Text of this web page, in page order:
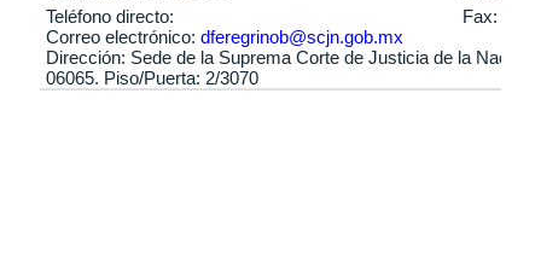
Teléfono directo:
Fax:
Correo electrónico: dferegrinob@scjn.gob.mx
Dirección: Sede de la Suprema Corte de Justicia de la
06065. Piso/Puerta: 2/3070